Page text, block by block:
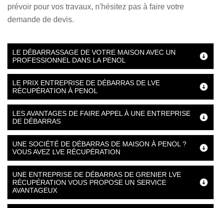
prévoir pour vos travaux, n'hésitez pas à faire votre
demande de devis.
LE DÉBARRASSAGE DE VOTRE MAISON AVEC UN
PROFESSIONNEL DANS LA PENOL
LE PRIX ENTREPRISE DE DÉBARRAS DE LVE
RÉCUPÉRATION À PENOL
LES AVANTAGES DE FAIRE APPEL À UNE ENTREPRISE
DE DÉBARRAS
UNE SOCIÉTÉ DE DÉBARRAS DE MAISON À PENOL ?
VOUS AVEZ LVE RÉCUPÉRATION
UNE ENTREPRISE DE DÉBARRAS DE GRENIER LVE
RÉCUPÉRATION VOUS PROPOSE UN SERVICE
AVANTAGEUX